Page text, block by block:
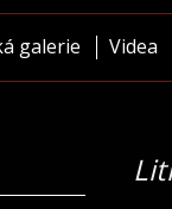
galerie Videa